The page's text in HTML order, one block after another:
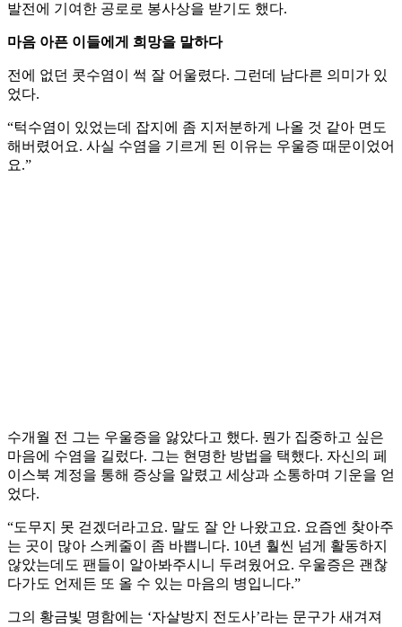
발전에 기여한 공로로 봉사상을 받기도 했다.
마음 아픈 이들에게 희망을 말하다
전에 없던 콧수염이 썩 잘 어울렸다. 그런데 남다른 의미가 있
었다.
“턱수염이 있었는데 잡지에 좀 지저분하게 나올 것 같아 면도
해버렸어요. 사실 수염을 기르게 된 이유는 우울증 때문이었어
요.”
수개월 전 그는 우울증을 앓았다고 했다. 뭔가 집중하고 싶은
마음에 수염을 길렀다. 그는 현명한 방법을 택했다. 자신의 페
이스북 계정을 통해 증상을 알렸고 세상과 소통하며 기운을 얻
었다.
“도무지 못 걷겠더라고요. 말도 잘 안 나왔고요. 요즘엔 찾아주
는 곳이 많아 스케줄이 좀 바쁩니다. 10년 훨씬 넘게 활동하지
않았는데도 팬들이 알아봐주시니 두려웠어요. 우울증은 괜찮
다가도 언제든 또 올 수 있는 마음의 병입니다.”
그의 황금빛 명함에는 ‘자살방지 전도사’라는 문구가 새겨져